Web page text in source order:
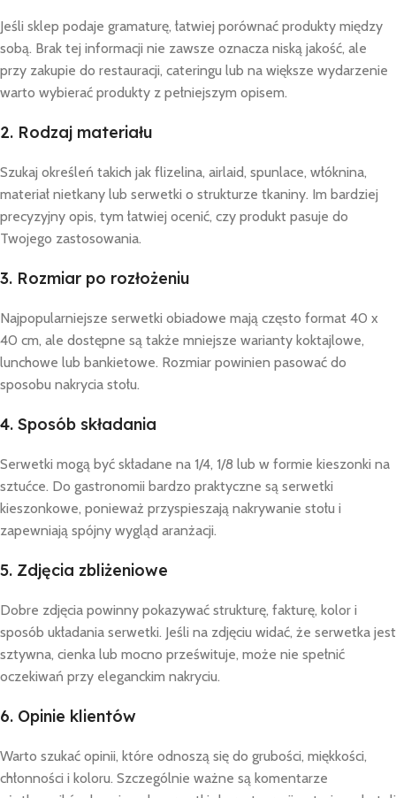
Jeśli sklep podaje gramaturę, łatwiej porównać produkty między
sobą. Brak tej informacji nie zawsze oznacza niską jakość, ale
przy zakupie do restauracji, cateringu lub na większe wydarzenie
warto wybierać produkty z pełniejszym opisem.
2. Rodzaj materiału
Szukaj określeń takich jak flizelina, airlaid, spunlace, włóknina,
materiał nietkany lub serwetki o strukturze tkaniny. Im bardziej
precyzyjny opis, tym łatwiej ocenić, czy produkt pasuje do
Twojego zastosowania.
3. Rozmiar po rozłożeniu
Najpopularniejsze serwetki obiadowe mają często format 40 x
40 cm, ale dostępne są także mniejsze warianty koktajlowe,
lunchowe lub bankietowe. Rozmiar powinien pasować do
sposobu nakrycia stołu.
4. Sposób składania
Serwetki mogą być składane na 1/4, 1/8 lub w formie kieszonki na
sztućce. Do gastronomii bardzo praktyczne są serwetki
kieszonkowe, ponieważ przyspieszają nakrywanie stołu i
zapewniają spójny wygląd aranżacji.
5. Zdjęcia zbliżeniowe
Dobre zdjęcia powinny pokazywać strukturę, fakturę, kolor i
sposób układania serwetki. Jeśli na zdjęciu widać, że serwetka jest
sztywna, cienka lub mocno prześwituje, może nie spełnić
oczekiwań przy eleganckim nakryciu.
6. Opinie klientów
Warto szukać opinii, które odnoszą się do grubości, miękkości,
chłonności i koloru. Szczególnie ważne są komentarze